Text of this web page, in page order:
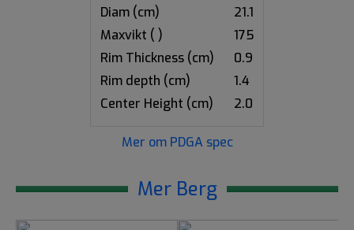
Diam (cm)
21.1
Maxvikt ( )
175
Rim Thickness (cm)
0.9
Rim depth (cm)
1.4
Center Height (cm)
2.0
Mer om PDGA spec
Mer Berg